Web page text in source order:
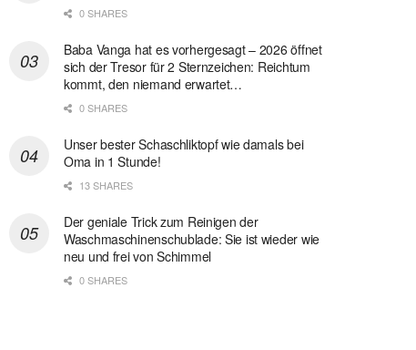
0 SHARES
Baba Vanga hat es vorhergesagt – 2026 öffnet
sich der Tresor für 2 Sternzeichen: Reichtum
kommt, den niemand erwartet…
0 SHARES
Unser bester Schaschliktopf wie damals bei
Oma in 1 Stunde!
13 SHARES
Der geniale Trick zum Reinigen der
Waschmaschinenschublade: Sie ist wieder wie
neu und frei von Schimmel
0 SHARES